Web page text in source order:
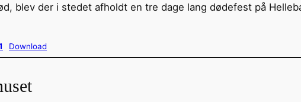
blev der i stedet afholdt en tre dage lang dødefest på
Download